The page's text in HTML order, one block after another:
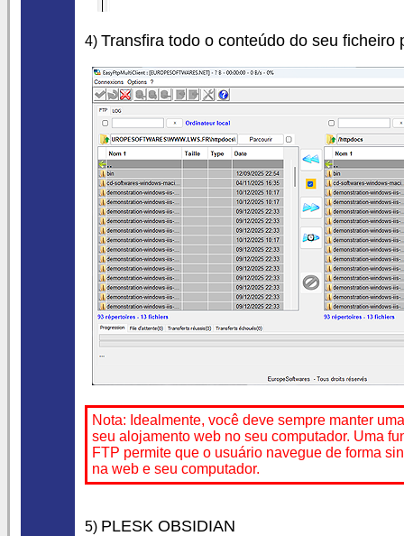
4) Transfira todo o conteúdo do seu ficheiro
Nota: Idealmente, você deve sempre manter
seu alojamento web no seu computador. Uma
FTP permite que o usuário navegue de forma
na web e seu computador.
5) PLESK OBSIDIAN